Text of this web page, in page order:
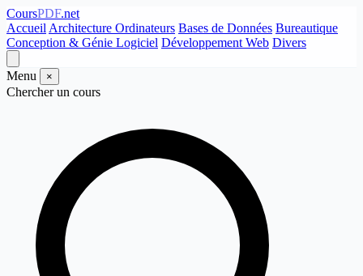
CoursPDF.net
Accueil Architecture Ordinateurs Bases de Données Bureautique
Conception & Génie Logiciel Développement Web Divers
Menu ×
Chercher un cours